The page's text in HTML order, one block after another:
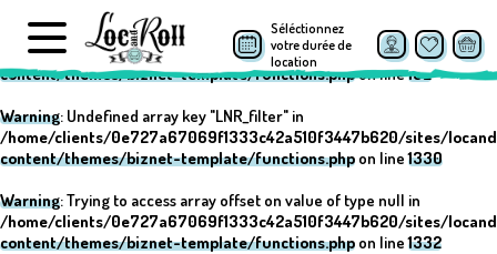
Warning: Undefined array key "post_type" in
/home/clients/0e727a67069f1333c42a510f3447b620/sites/
content/themes/biznet-template/functions.phpon line152
Warning: Undefined array key "LNR_filter" in
/home/clients/0e727a67069f1333c42a510f3447b620/sites/
content/themes/biznet-template/functions.php on line1330
Warning: Trying to access array offset on value of type null in
/home/clients/0e727a67069f1333c42a510f3447b620/sites/
content/themes/biznet-template/functions.php on line1332
Séléctionnez
votre durée de
location